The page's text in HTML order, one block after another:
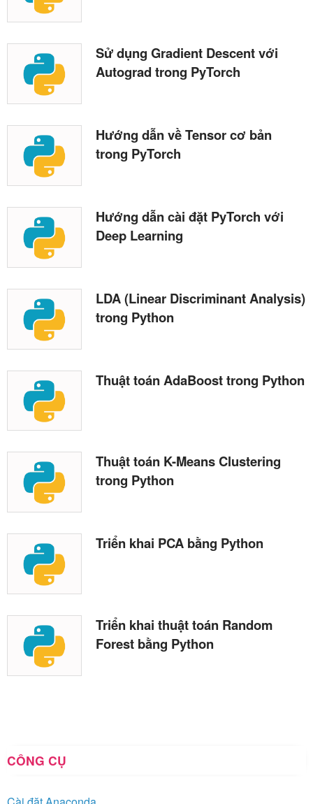
Sử dụng Gradient Descent với
Autograd trong PyTorch
Hướng dẫn về Tensor cơ bản
trong PyTorch
Hướng dẫn cài đặt PyTorch với
Deep Learning
LDA (Linear Discriminant Analysis)
trong Python
Thuật toán AdaBoost trong Python
Thuật toán K-Means Clustering
trong Python
Triển khai PCA bằng Python
Triển khai thuật toán Random
Forest bằng Python
CÔNG CỤ